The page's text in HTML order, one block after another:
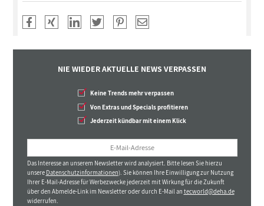
NIE WIEDER AKTUELLE NEWS VERPASSEN
Keine Trends mehr verpassen
Von Extras und Specials profitieren
Jederzeit kündbar mit einem Klick
Das Interesse an unserem Newsletter wird analysiert. Bitte lesen Sie hierzu
unsere Datenschutzinformationen). Sie können Ihre Einwilligung zur Nutzung
Ihrer E-Mail-Adresse für Werbezwecke jederzeit mit Wirkung für die Zukunft
über den Abmelde-Link im Newsletter oder durch E-Mail an tecworld@deha.de
widerrufen.